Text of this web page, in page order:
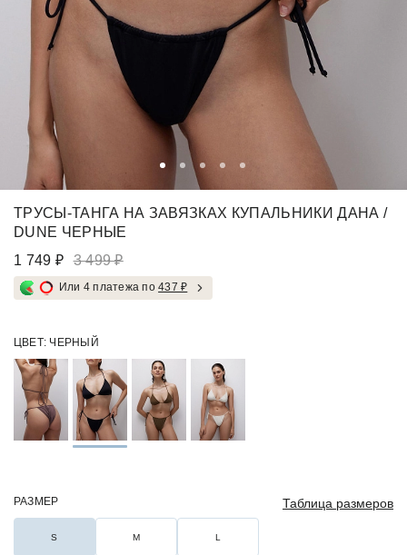
ТРУСЫ-ТАНГА НА ЗАВЯЗКАХ КУПАЛЬНИКИ ДАНА /
DUNE ЧЕРНЫЕ
1 749 ₽
3 499 ₽
Или 4 платежа по437 ₽
ЦВЕТ: ЧЕРНЫЙ
РАЗМЕР Таблица размеров
S M L